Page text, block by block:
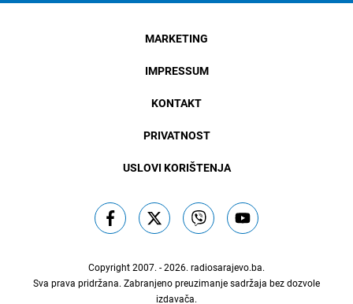
MARKETING
IMPRESSUM
KONTAKT
PRIVATNOST
USLOVI KORIŠTENJA
Copyright 2007. - 2026. radiosarajevo.ba.
Sva prava pridržana. Zabranjeno preuzimanje sadržaja bez dozvole
izdavača.